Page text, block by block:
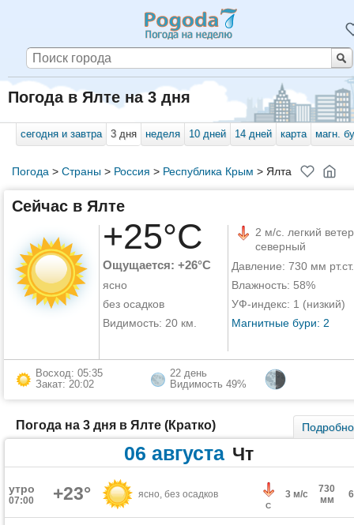
Погода в Ялте на 3 дня
сегодня и завтра 3 дня неделя 10 дней 14 дней карта магн.
Погода > Страны> Россия > Республика Крым > Ялта
Сейчас в Ялте
+25°C
Ощущается: +26°C
ясно
без осадков
Видимость: 20 км.
2 м/с. легкий
северный
Давление: 730 мм рт.ст.
Влажность: 58%
УФ-индекс: 1 (низкий)
Магнитные бури: 2
Восход: 05:35
Закат: 20:02
22 день
Видимость 49%
Погода на 3 дня в Ялте (Кратко) Подробно
06 августа Чт
утро
07:00 +23° ясно, без осадков
С
3 м/с
730
мм